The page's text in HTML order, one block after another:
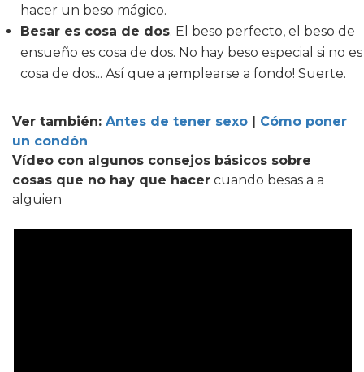
hacer un beso mágico.
Besar es cosa de dos. El beso perfecto, el beso de
ensueño es cosa de dos. No hay beso especial si no es
cosa de dos... Así que a ¡emplearse a fondo! Suerte.
Ver también: Antes de tener sexo
Cómo poner
un condón
Vídeo con algunos consejos básicos sobre
cosas que no hay que hacer cuando besas a a
alguien